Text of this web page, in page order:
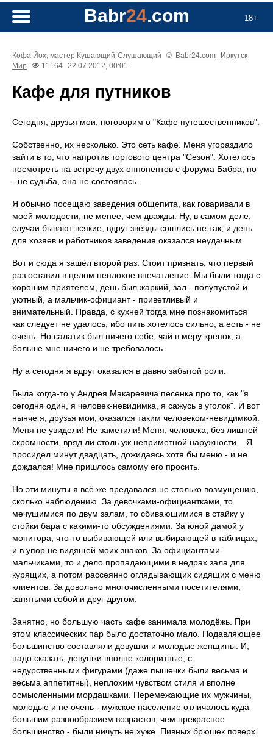
18+
Babr24.com
Кофа Йох, мастер Кушающий-Слушающий © Babr24.com
Иркутск
Мир
11164 22.07.2012, 00:01
Кафе для путников
Сегодня, друзья мои, поговорим о "Кафе путешественников".
Собственно, их несколько. Это сеть кафе. Меня угораздило
зайти в то, что напротив торгового центра "Сезон". Хотелось
посмотреть на встречу двух оппонентов с форума Бабра, но
- не судьба, она не состоялась.
Я обычно посещаю заведения общепита, как говаривали в
моей молодости, не менее, чем дважды. Ну, в самом деле,
случаи бывают всякие, вдруг звёзды сошлись не так, и день
для хозяев и работников заведения оказался неудачным.
Вот и сюда я зашёл второй раз. Стоит признать, что первый
раз оставил в целом неплохое впечатление. Мы были тогда с
хорошим приятелем, день был жаркий, зал - полупустой и
уютный, а мальчик-официант - приветливый и
внимательный. Правда, с кухней тогда мне познакомиться
как следует не удалось, ибо пить хотелось сильно, а есть - не
очень. Но салатик был ничего себе, чай в меру крепок, а
больше мне ничего и не требовалось.
Ну а сегодня я вдруг оказался в давно забытой роли.
Была когда-то у Андрея Макаревича песенка про то, как "я
сегодня один, я человек-невидимка, я сажусь в уголок". И вот
нынче я, друзья мои, оказался таким человеком-невидимкой.
Меня не увидели! Не заметили! Меня, человека, без лишней
скромности, вряд ли столь уж неприметной наружности... Я
просидел минут двадцать, дожидаясь хотя бы меню - и не
дождался! Мне пришлось самому его просить.
Но эти минуты я всё же предавался не столько возмущению,
сколько наблюдению. За девочками-официантками, то
мечущимися по двум залам, то сбивающимися в стайку у
стойки бара с какими-то обсуждениями. За юной дамой у
монитора, что-то выбивающей или выбирающей в таблицах,
и в упор не видящей моих знаков. За официантами-
мальчиками, то и дело пропадающими в недрах зала для
курящих, а потом рассеянно оглядывающих сидящих с меню
клиентов. За довольно многочисленными посетителями,
занятыми собой и друг другом.
Занятно, но большую часть кафе занимала молодёжь. При
этом классических пар было достаточно мало. Подавляющее
большинство составляли девушки и молодые женщины. И,
надо сказать, девушки вполне колоритные, с
недурственными фигурами (даже пышечки были весьма и
весьма аппетитны), неплохим чувством стиля и вполне
осмысленными мордашками. Перемежающие их мужчины,
молодые и не очень - мужское население отличалось куда
большим разнообразием возрастов, чем прекрасное
большинство - были ничуть не хуже. Пивных брюшек поверх